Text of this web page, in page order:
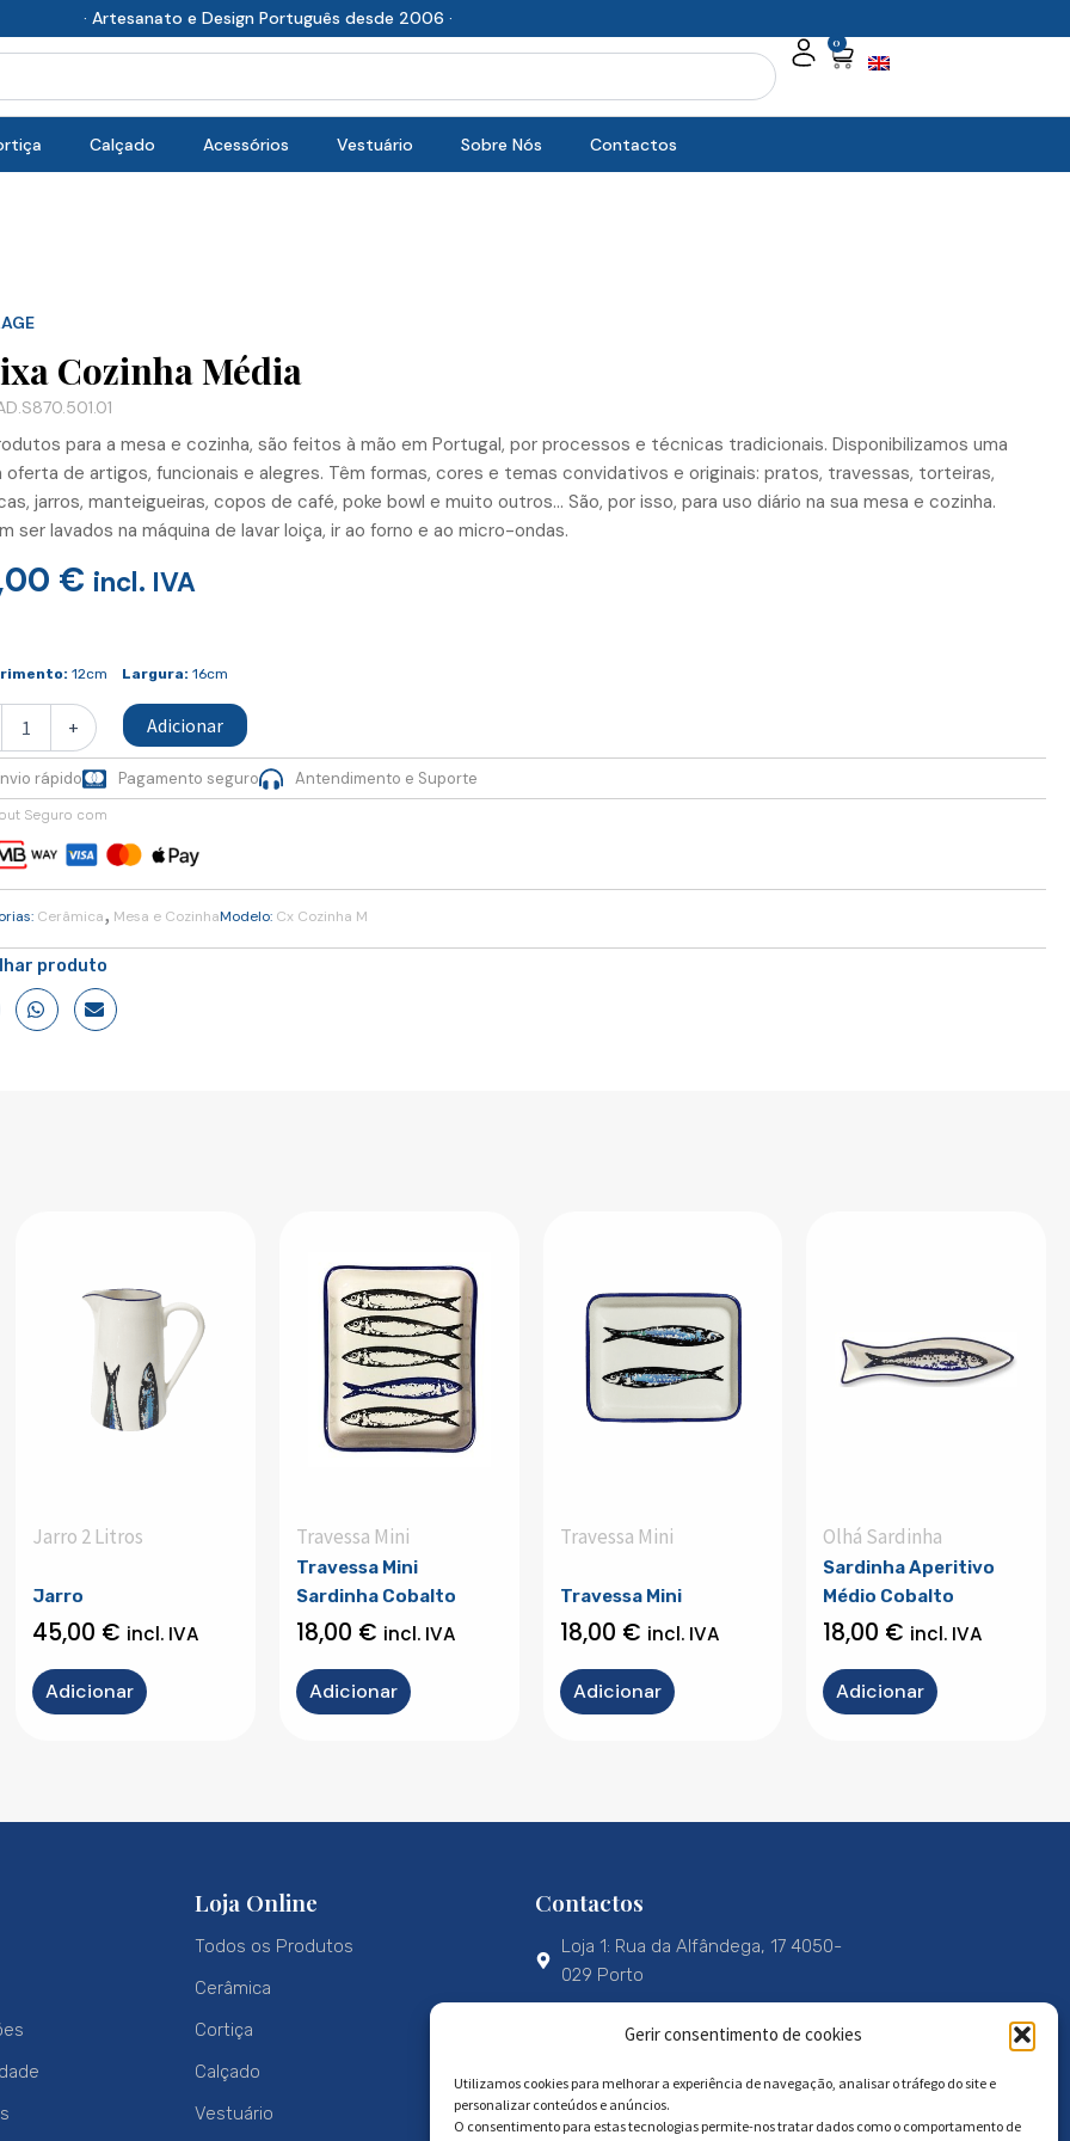
Gerir consentimento de cookies
Utilizamos cookies para melhorar a experiência de navegação, analisar o tráfego do site e
personalizar conteúdos e anúncios.
O consentimento para estas tecnologias permite-nos tratar dados como o comportamento de
· Artesanato e Design Português desde 2006 ·
0
Cart
Calçado Acessórios Vestuário Sobre Nós Contactos
Cozinha Média
para a mesa e cozinha, são feitos à mão em Portugal, por processos e técnicas tradicionais. Disponibilizamos uma
oferta de artigos, funcionais e alegres. Têm formas, cores e temas convidativos e originais: pratos, travessas, torteiras,
jarros, manteigueiras, copos de café, poke bowl e muito outros… São, por isso, para uso diário na sua mesa e cozinha.
ser lavados na máquina de lavar loiça, ir ao forno e ao micro-ondas.
€ incl. IVA
12cm Largura: 16cm
+ Adicionar
rápido Pagamento seguro Antendimento e Suporte
Seguro com
Cerâmica, Mesa e CozinhaModelo: Cx Cozinha M
produto
Jarro 2 Litros
Jarro
45,00 € incl. IVA
Adicionar
Travessa Mini
Travessa Mini
Sardinha Cobalto
18,00 € incl. IVA
Adicionar
Travessa Mini
Travessa Mini
18,00 € incl. IVA
Adicionar
Olhá Sardinha
Sardinha Aperitivo
Médio Cobalto
18,00 € incl. IVA
Adicionar
Loja Online
Todos os Produtos
Cerâmica
Cortiça
Calçado
Vestuário
Contactos
Loja 1: Rua da Alfândega, 17 4050-
029 Porto
4050-297 Porto
portosigns@portosigns.pt
+351 966 628 720